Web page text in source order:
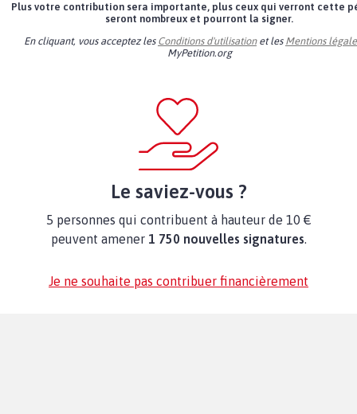
Plus votre contribution sera importante, plus ceux qui verront cette
seront nombreux et pourront la signer.
En cliquant, vous acceptez les Conditions d'utilisationet les Mentions
MyPetition.org
Le saviez-vous ?
5 personnes qui contribuent à hauteur de 10 €
peuvent amener 1 750 nouvelles signatures.
Je ne souhaite pas contribuer financièrement